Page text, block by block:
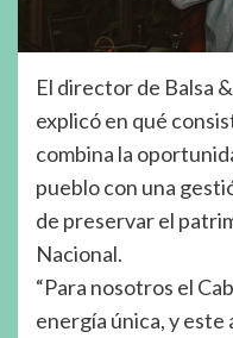
El director de Balsa
explicó en qué
combina la
pueblo con una
de preservar el
Nacional.
“Para nosotros el
energía única, y